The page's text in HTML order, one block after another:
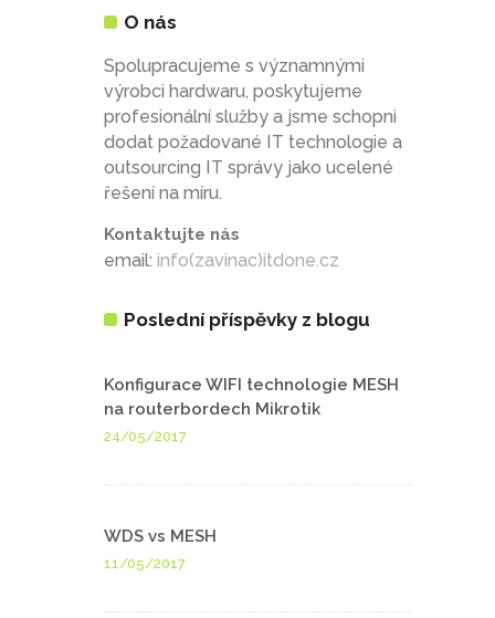
O nás
Spolupracujeme s významnými
výrobci hardwaru, poskytujeme
profesionální služby a jsme schopni
dodat požadované IT technologie a
outsourcing IT správy jako ucelené
řešení na míru.
Kontaktujte nás
email: info(zavinac)itdone.cz
Poslední příspěvky z blogu
Konfigurace WIFI technologie MESH
na routerbordech Mikrotik
24/05/2017
WDS vs MESH
11/05/2017